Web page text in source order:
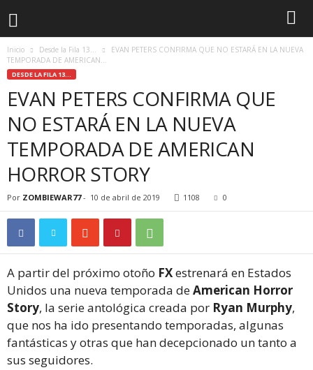
Inicio Desde la Fila 13...
EVAN PETERS CONFIRMA QUE NO ESTARÁ EN LA NUEVA
TEMPORADA DE AMERICAN...
DESDE LA FILA 13...
EVAN PETERS CONFIRMA QUE
NO ESTARÁ EN LA NUEVA
TEMPORADA DE AMERICAN
HORROR STORY
Por ZOMBIEWAR77- 10 de abril de 2019 1108 0
A partir del próximo otoño FXestrenará en Estados
Unidos una nueva temporada deAmerican Horror
Story, la serie antológica creada por Ryan Murphy,
que nos ha ido presentando temporadas, algunas
fantásticas y otras que han decepcionado un tanto a
sus seguidores.